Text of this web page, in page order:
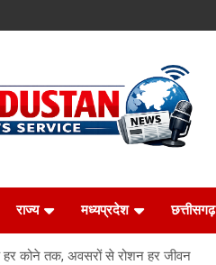
News
राज्य मध्यप्रदेश छत्तीसगढ़
कोने तक, अवसरों से रोशन हर जीवन